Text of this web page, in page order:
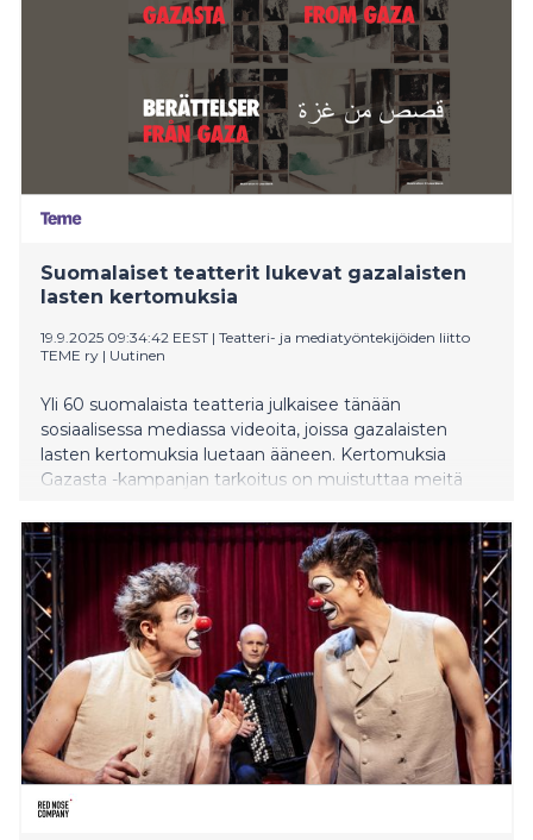
Suomalaiset teatterit lukevat gazalaisten
lasten kertomuksia
19.9.2025 09:34:42 EEST | Teatteri- ja mediatyöntekijöiden liitto
TEME ry | Uutinen
Yli 60 suomalaista teatteria julkaisee tänään
sosiaalisessa mediassa videoita, joissa gazalaisten
lasten kertomuksia luetaan ääneen. Kertomuksia
Gazasta -kampanjan tarkoitus on muistuttaa meitä
loputtava, eikä yhdenkään lapsen tulisi enää koskaan
joutua kokemaan sitä, mitä gazalaiset lapset kokevat.